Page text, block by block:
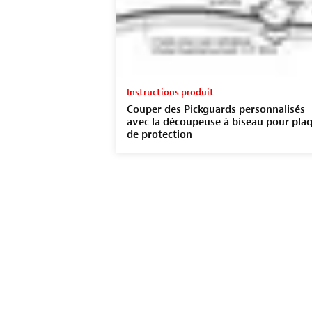
Instructions produit
Couper des Pickguards personnalisés
avec la découpeuse à biseau pour
de protection